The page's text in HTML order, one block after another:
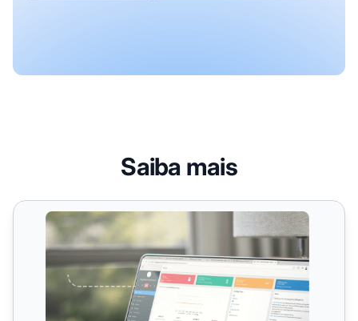
Saiba mais
Integrações com Plataformas de Membership e Cursos